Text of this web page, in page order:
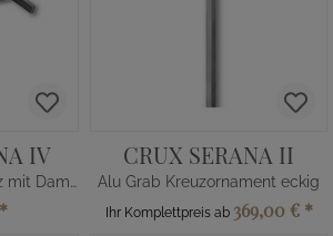
IV
Aluminium Grab Kreuz mit Damast
*
CRUX SERANA II
Alu Grab Kreuzornament eckig
Ihr Komplettpreis ab 369,00 € *